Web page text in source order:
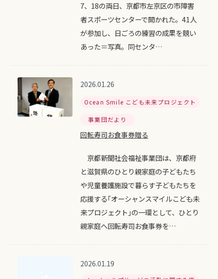
7、18の両日、京都市左京区の市障害
者スポーツセンターで開かれた。41人
が参加し、日ごろの練習の成果を競い
あった＝写真。同センタ…
2026.01.26
Ocean Smile こども未来プロジェクト
事業団だより
回転寿司お食事券贈る
京都新聞社会福祉事業団は、京都府
と滋賀県のひとり親家庭の子どもたち
や児童養護施設で暮らす子どもたちを
応援する｢オーシャンスマイルこども未
来プロジェクト｣の一環として、ひとり
親家庭へ回転寿司お食事券を…
2026.01.19